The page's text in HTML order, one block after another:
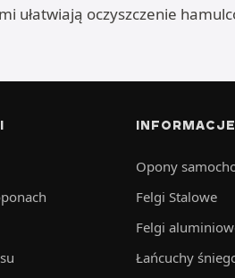
ułatwiają oczyszczenie
INFORMACJE
Opony
Felgi Stalowe
Felgi
Łańcuchy